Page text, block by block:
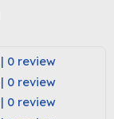
| 0 review
| 0 review
| 0 review